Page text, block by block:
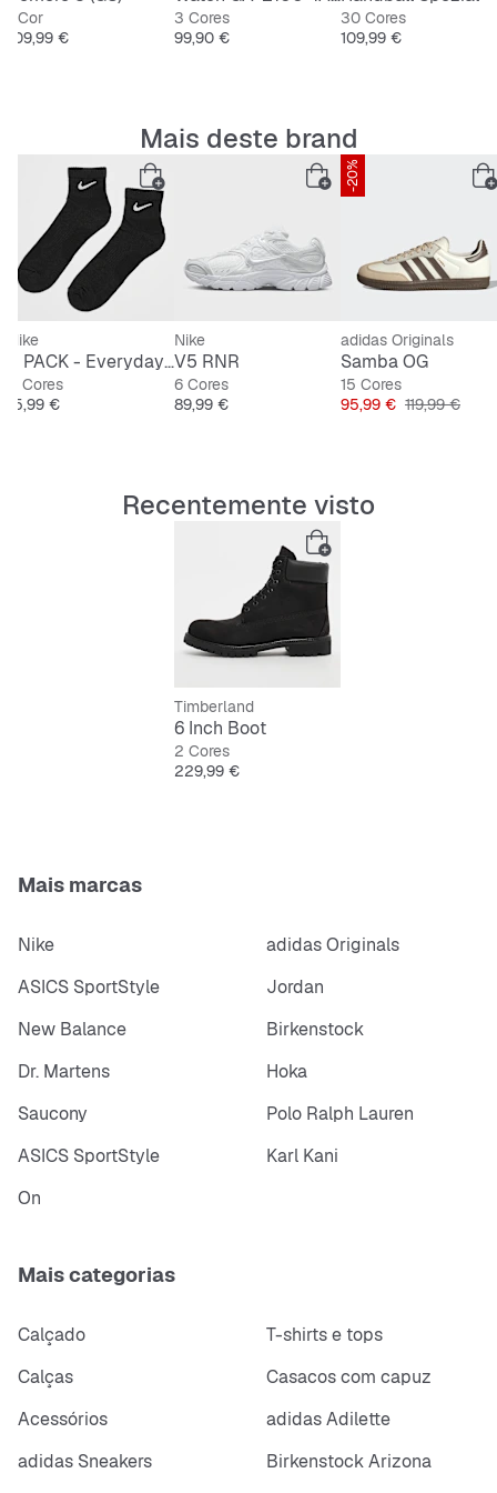
1 Cor
Preço
109,99 €
3 Cores
Preço
99,90 €
30 Cores
Preço
109,99 €
Mais deste brand
Nike
3 PACK - Everyday Cushioned Training Ankle Socks
4 Cores
Preço
15,99 €
Nike
V5 RNR
6 Cores
Preço
89,99 €
-20%
adidas Originals
Samba OG
15 Cores
Preço
95,99 € Preço
119,99 €
Recentemente visto
Timberland
6 Inch Boot
2 Cores
Preço
229,99 €
Mais marcas
Nike
adidas Originals
ASICS SportStyle
Jordan
New Balance
Birkenstock
Dr. Martens
Hoka
Saucony
Polo Ralph Lauren
ASICS SportStyle
Karl Kani
On
Mais categorias
Calçado
T-shirts e tops
Calças
Casacos com capuz
Acessórios
adidas Adilette
adidas Sneakers
Birkenstock Arizona